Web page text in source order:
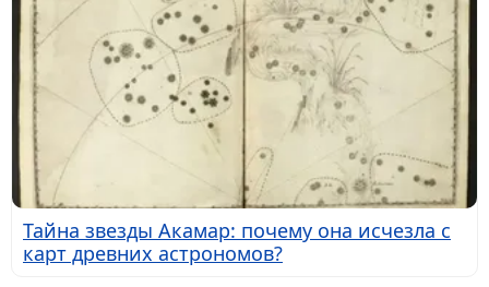
Тайна звезды Акамар: почему она исчезла с
карт древних астрономов?